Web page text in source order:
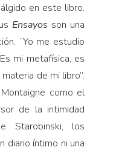
en este libro.
Ensayos son una
“Yo me estudio
mi metafísica, es
de mi libro”.
como el
de la intimidad
Starobinski, los
diario íntimo ni una